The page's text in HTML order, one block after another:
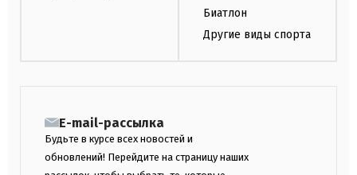
Биатлон
Другие виды спорта
E-mail-рассылка
Будьте в курсе всех новостей и
обновлений! Перейдите на страницу наших